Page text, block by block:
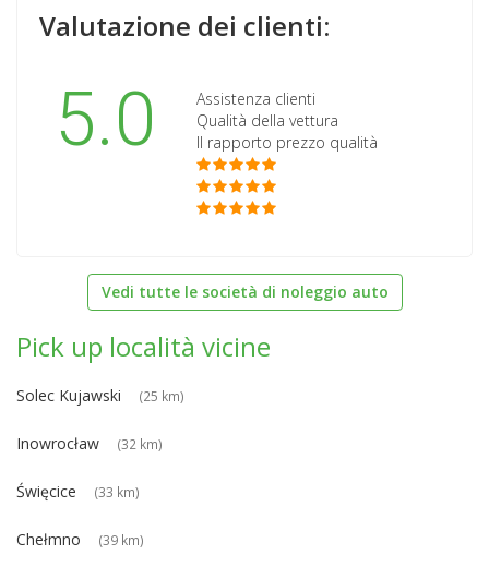
Valutazione dei clienti:
5.0
Assistenza clienti
Qualità della vettura
Il rapporto prezzo qualità
Vedi tutte le società di noleggio auto
Pick up località vicine
Solec Kujawski (25 km)
Inowrocław (32 km)
Święcice (33 km)
Chełmno (39 km)